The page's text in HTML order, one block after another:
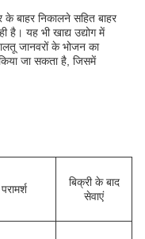
के बाहर निकालने सहित बाहर
है। यह भी खाद्य उद्योग में
जानवरों के भोजन का
जा सकता है, जिसमें
बिक्री के बाद
सेवाएं